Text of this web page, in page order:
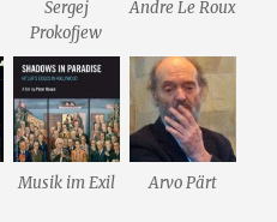
Sergej
Prokofjew
Andre Le Roux
Musik im Exil Arvo Pärt